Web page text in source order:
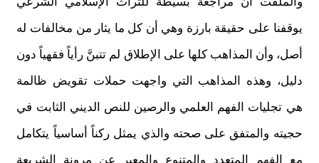
يوقفنا على حقيقة بارزة وهي أن كل ما يثار من مخالفات له
أصل، وأن المذاهب كلها على الإطلاق لم تتبنَّ رأياً فقهياً دون
دليل، وهذه المذاهب التي واجهت حملات تقويض ظالمة
هي تجليات الفهم العلمي والرصين للنص الديني الثابت في
حجيته والمتفق على صحته والذي يمثل ركناً أساسياً يتكامل
مع الفهم المتعدد والمتنوع والمعبر عن مرونة الشريعة